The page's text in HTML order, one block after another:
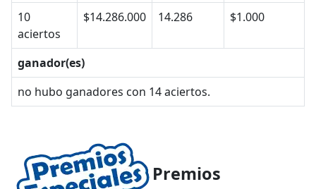
10
aciertos
$14.286.000 14.286 $1.000
ganador(es)
no hubo ganadores con 14 aciertos.
Premios